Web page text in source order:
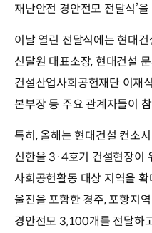
재난안전 경안전모 전달식’
이날 열린 전달식에는 현대
신달원 대표소장, 현대건설
건설산업사회공헌재단 이재
본부장 등 주요 관계자들이
특히, 올해는 현대건설 컨소
신한울 3·4호기 건설현장이
사회공헌활동 대상 지역을
울진을 포함한 경주, 포항지
경안전모 3,100개를 전달하